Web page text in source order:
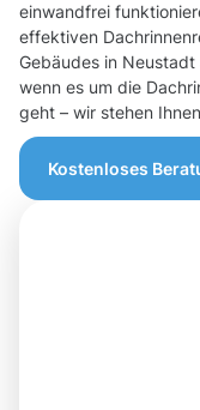
einwandfrei
effektiven
Gebäudes in Neustadt
wenn es um die
geht – wir stehen
Kostenloses